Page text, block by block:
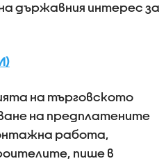
държавния интерес за
на търговското
на предплатените
работа,
пише в